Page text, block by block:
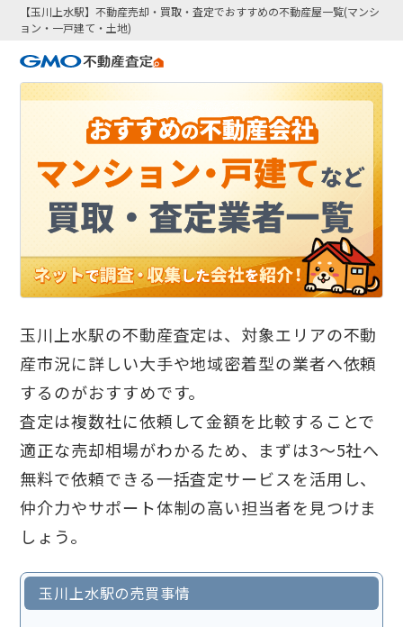
【玉川上水駅】不動産売却・買取・査定でおすすめの不動産屋一覧(マンシ
ョン・一戸建て・土地)
玉川上水駅の不動産査定は、対象エリアの不動
産市況に詳しい大手や地域密着型の業者へ依頼
するのがおすすめです。
査定は複数社に依頼して金額を比較することで
適正な売却相場がわかるため、まずは3〜5社へ
無料で依頼できる一括査定サービスを活用し、
仲介力やサポート体制の高い担当者を見つけま
しょう。
玉川上水駅の売買事情